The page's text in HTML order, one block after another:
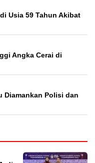
Usia 59 Tahun Akibat
Angka Cerai di
Diamankan Polisi dan